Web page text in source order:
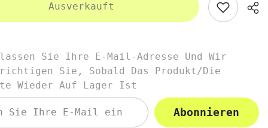
Ausverkauft
Sie Ihre E-Mail-Adresse Und Wir
Sie, Sobald Das Produkt/die
Wieder Auf Lager Ist
Abonnieren